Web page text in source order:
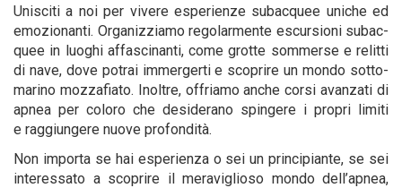
Uni­sci­ti a noi per vive­re espe­rien­ze subac­quee uni­che ed
emo­zio­nan­ti. Orga­niz­zia­mo rego­lar­men­te escur­sio­ni subac­
quee in luo­ghi affa­sci­nan­ti, come grot­te som­mer­se e relit­ti
di nave, dove potrai immer­ger­ti e sco­pri­re un mon­do sot­to­
ma­ri­no moz­za­fia­to. Inol­tre, offria­mo anche cor­si avan­za­ti di
apnea per colo­ro che desi­de­ra­no spin­ge­re i pro­pri limi­ti
e rag­giun­ge­re nuo­ve profondità.
Non impor­ta se hai espe­rien­za o sei un prin­ci­pian­te, se sei
inte­res­sa­to a sco­pri­re il mera­vi­glio­so mon­do del­l’a­pnea,